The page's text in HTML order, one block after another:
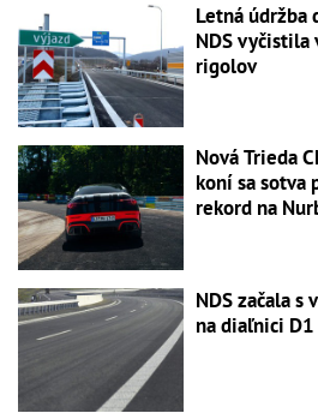
Letná údržba
NDS
rigolov
Nová Trieda
koní sa sotva
rekord na
NDS začala s
na diaľnici D1